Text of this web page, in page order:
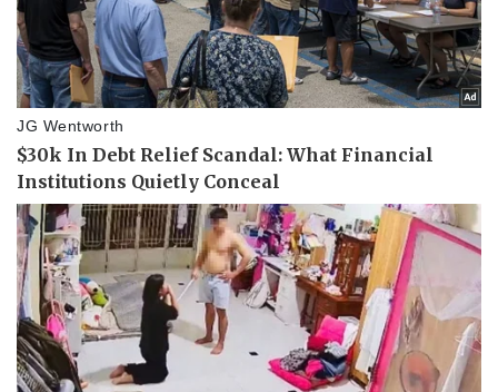
Pháp luật
Vụ án
Quân sự - Quốc phòng
Vũ khí